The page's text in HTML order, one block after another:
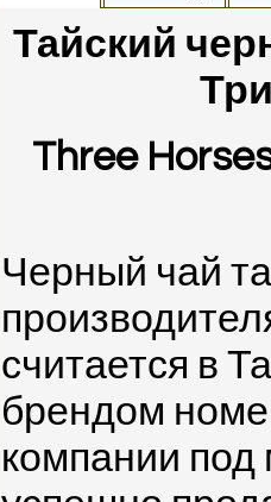
Тайский
Three
Черный чай
считается в
брендом
компании